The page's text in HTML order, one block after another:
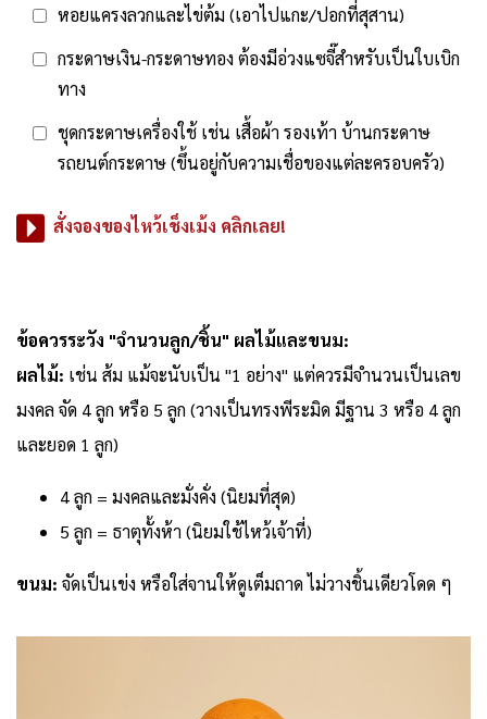
หอยแครงลวกและไข่ต้ม (เอาไปแกะ/ปอกที่สุสาน)
กระดาษเงิน-กระดาษทอง ต้องมีอ่วงแซจี๊สำหรับเป็นใบเบิก
ทาง
ชุดกระดาษเครื่องใช้ เช่น เสื้อผ้า รองเท้า บ้านกระดาษ
รถยนต์กระดาษ (ขึ้นอยู่กับความเชื่อของแต่ละครอบครัว)
สั่งจองของไหว้เช็งเม้ง คลิกเลย!
ข้อควรระวัง "จำนวนลูก/ชิ้น" ผลไม้และขนม:
ผลไม้: เช่น ส้ม แม้จะนับเป็น "1 อย่าง" แต่ควรมีจำนวนเป็นเลข
มงคล จัด 4 ลูก หรือ 5 ลูก (วางเป็นทรงพีระมิด มีฐาน 3 หรือ 4 ลูก
และยอด 1 ลูก)
4 ลูก = มงคลและมั่งคั่ง (นิยมที่สุด)
5 ลูก = ธาตุทั้งห้า (นิยมใช้ไหว้เจ้าที่)
ขนม: จัดเป็นเข่ง หรือใส่จานให้ดูเต็มถาด ไม่วางชิ้นเดียวโดด ๆ